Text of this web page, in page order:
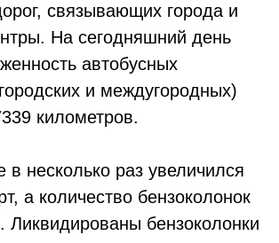
связывающих города и
На сегодняшний день
автобусных
и междугородных)
километров.
несколько раз увеличился
а количество бензоколонок
Ликвидированы бензоколонки